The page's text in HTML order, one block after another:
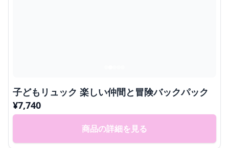
子どもリュック 楽しい仲間と冒険バックパック
¥7,740
商品の詳細を見る